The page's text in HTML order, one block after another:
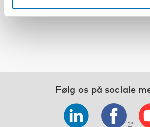
Følg os på sociale